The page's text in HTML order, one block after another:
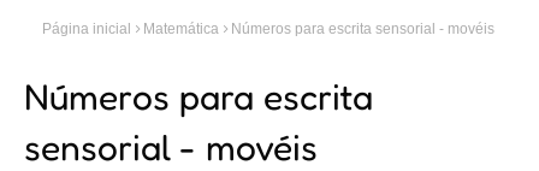
Página inicial Matemática Números para escrita sensorial - movéis
Números para escrita
sensorial - movéis